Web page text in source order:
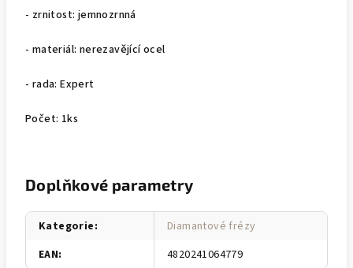
- zrnitost: jemnozrnná
- materiál: nerezavějící ocel
- rada: Expert
Počet: 1ks
Doplňkové parametry
Kategorie:
Diamantové frézy
EAN: 4820241064779